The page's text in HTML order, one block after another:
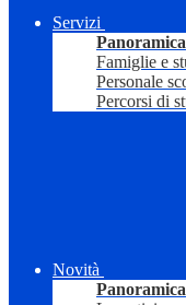
Servizi
Panoramica
Famiglie e
Personale
Percorsi di
Novità
Panoramica